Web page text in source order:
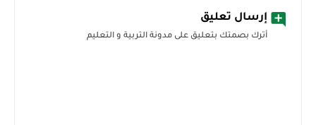
إرسال تعليق
أترك بصمتك بتعليق على مدونة التربية و التعليم